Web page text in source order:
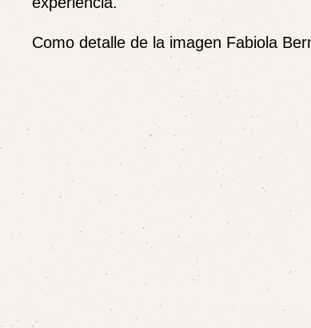
Como detalle de la imagen Fabiola